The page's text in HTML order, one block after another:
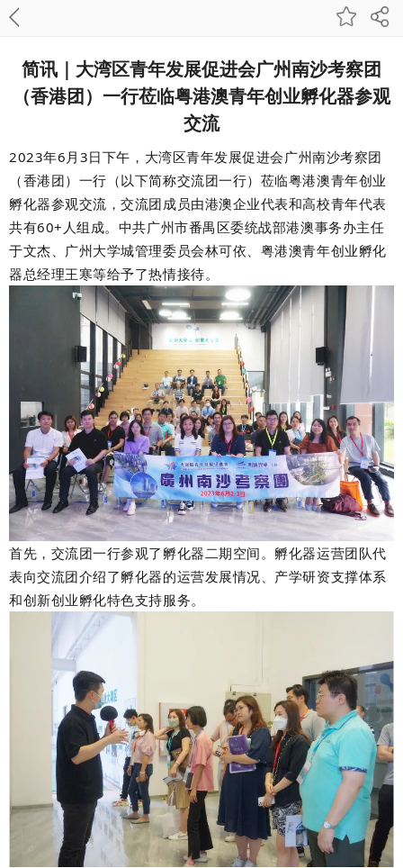
简讯｜大湾区青年发展促进会广州南沙考察团
（香港团）一行莅临粤港澳青年创业孵化器参观
交流
2023年6月3日下午，大湾区青年发展促进会广州南沙考察团
（香港团）一行（以下简称交流团一行）莅临粤港澳青年创业
孵化器参观交流，交流团成员由港澳企业代表和高校青年代表
共有60+人组成。中共广州市番禺区委统战部港澳事务办主任
于文杰、广州大学城管理委员会林可依、粤港澳青年创业孵化
器总经理王寒等给予了热情接待。
首先，交流团一行参观了孵化器二期空间。孵化器运营团队代
表向交流团介绍了孵化器的运营发展情况、产学研资支撑体系
和创新创业孵化特色支持服务。